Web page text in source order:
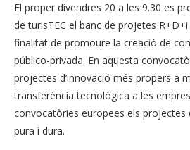
El proper divendres 20 a les 9.30 es
de turisTEC el banc de projetes
finalitat de promoure la creació de
público-privada. En aquesta
projectes d’innovació més propers a
transferència tecnològica a les
convocatòries europees els projectes
pura i dura.